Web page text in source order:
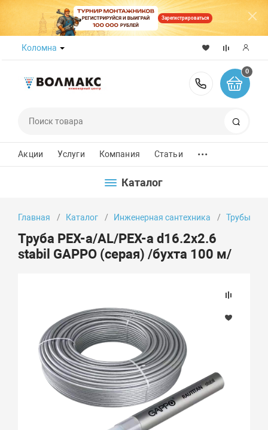
Зарегистрироваться
Коломна
8 (800)
0
Акции Услуги Компания Статьи ...
Каталог
Главная Каталог Инженерная сантехника Трубы
Труба PEX-a/AL/PEX-a d16.2x2.6
stabil GAPPO (серая) /бухта 100 м/